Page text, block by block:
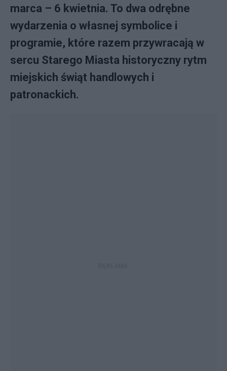
marca – 6 kwietnia. To dwa odrębne
wydarzenia o własnej symbolice i
programie, które razem przywracają w
sercu Starego Miasta historyczny rytm
miejskich świąt handlowych i
patronackich.